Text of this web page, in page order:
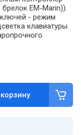
EM-Marin)).
- режим
клавиатуры.